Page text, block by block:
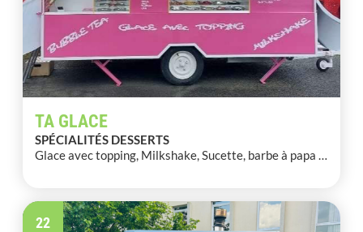
TA GLACE
SPÉCIALITÉS DESSERTS
Glace avec topping, Milkshake, Sucette, barbe à papa …
22